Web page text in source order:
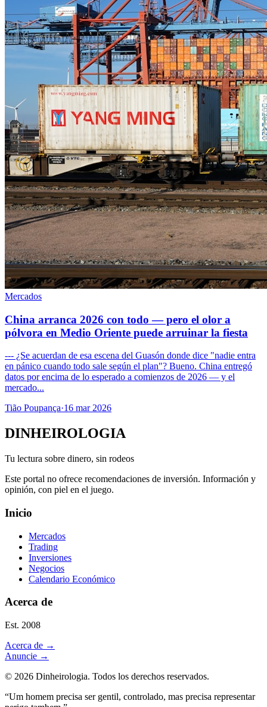
Mercados
China arranca 2026 con todo — pero el olor a
pólvora en Medio Oriente puede arruinar la fiesta
--- ¿Se acuerdan de esa escena del Guasón donde dice "nadie entra
en pánico cuando todo sale según el plan"? Bueno. China entregó
datos por encima de lo esperado a comienzos de 2026 — y el
mercado...
Tião Poupança·16 mar 2026
DINHEIROLOGIA
Tu lectura sobre dinero, sin rodeos
Este portal no ofrece recomendaciones de inversión. Información y
opinión, con piel en el juego.
Inicio
Mercados
Trading
Inversiones
Negocios
Calendario Económico
Acerca de
Est. 2008
Acerca de →
Anuncie →
© 2026 Dinheirologia. Todos los derechos reservados.
“Um homem precisa ser gentil, controlado, mas precisa representar